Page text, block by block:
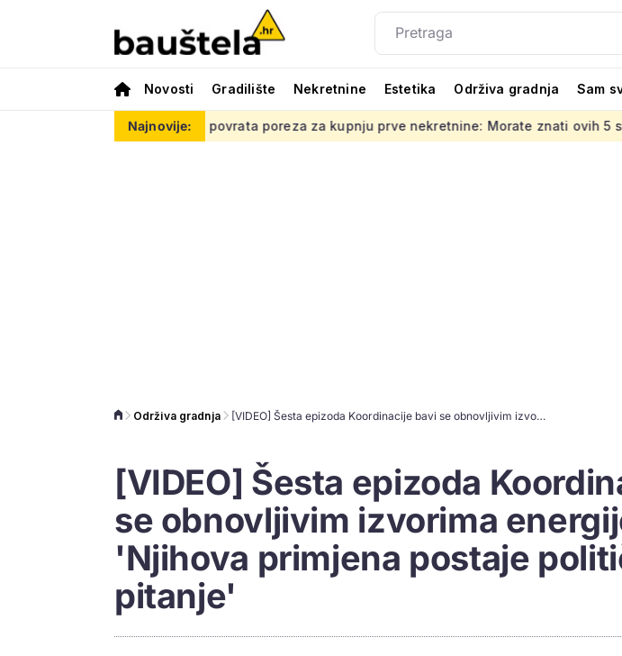
Novosti Gradilište Nekretnine Estetika Održiva gradnja Sam
Najnovije:
Kako do povrata poreza za kupnju prve nekretnine: Morate znati ovih 5 stvari, bez njih
Održiva gradnja [VIDEO] Šesta epizoda Koordinacije bavi se obnovljivim izvorima energije: 'Njihova primjena postaje političko pitanje'
[VIDEO] Šesta epizoda
se obnovljivim izvorima
'Njihova primjena postaje
pitanje'